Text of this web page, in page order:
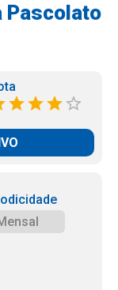
Pascolato